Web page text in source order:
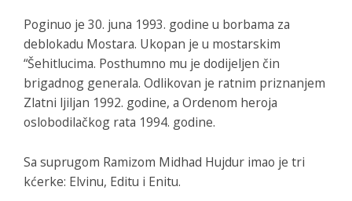
Poginuo je 30. juna 1993. godine u borbama za
deblokadu Mostara. Ukopan je u mostarskim
“Šehitlucima. Posthumno mu je dodijeljen čin
brigadnog generala. Odlikovan je ratnim priznanjem
Zlatni ljiljan 1992. godine, a Ordenom heroja
oslobodilačkog rata 1994. godine.
Sa suprugom Ramizom Midhad Hujdur imao je tri
kćerke: Elvinu, Editu i Enitu.